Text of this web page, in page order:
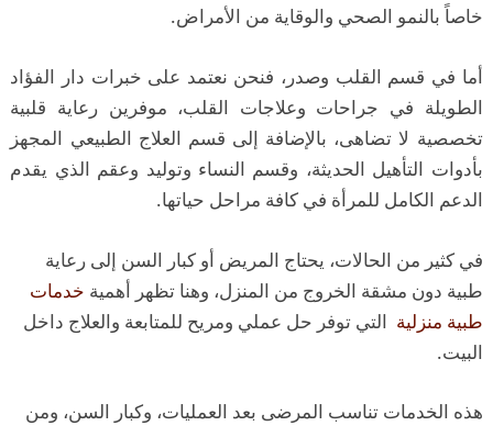
خاصاً بالنمو الصحي والوقاية من الأمراض.
أما في قسم القلب وصدر، فنحن نعتمد على خبرات دار الفؤاد
الطويلة في جراحات وعلاجات القلب، موفرين رعاية قلبية
تخصصية لا تضاهى، بالإضافة إلى قسم العلاج الطبيعي المجهز
بأدوات التأهيل الحديثة، وقسم النساء وتوليد وعقم الذي يقدم
الدعم الكامل للمرأة في كافة مراحل حياتها.
في كثير من الحالات، يحتاج المريض أو كبار السن إلى رعاية
طبية دون مشقة الخروج من المنزل، وهنا تظهر أهمية خدمات
طبية منزلية التي توفر حل عملي ومريح للمتابعة والعلاج داخل
البيت.
هذه الخدمات تناسب المرضى بعد العمليات، وكبار السن، ومن